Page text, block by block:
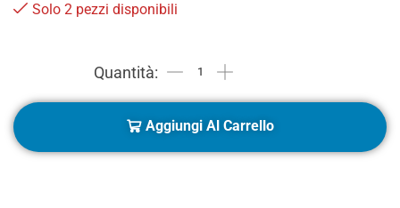
Solo 2 pezzi disponibili
Aggiungi Al Carrello